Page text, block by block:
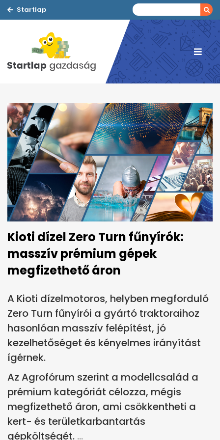
Startlap
Kioti dízel Zero Turn fűnyírók:
masszív prémium gépek
megfizethető áron
A Kioti dízelmotoros, helyben megforduló
Zero Turn fűnyírói a gyártó traktoraihoz
hasonlóan masszív felépítést, jó
kezelhetőséget és kényelmes irányítást
ígérnek.
Az Agrofórum szerint a modellcsalád a
prémium kategóriát célozza, mégis
megfizethető áron, ami csökkentheti a
kert- és területkarbantartás
gépköltségét.